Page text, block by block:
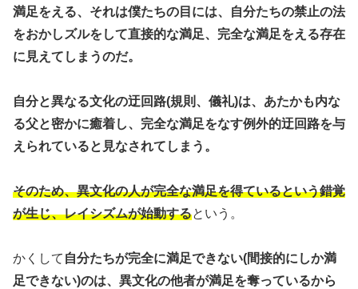
満足をえる、それは僕たちの目には、自分たちの禁止の法
をおかしズルをして直接的な満足、完全な満足をえる存在
に見えてしまうのだ。
自分と異なる文化の迂回路(規則、儀礼)は、あたかも内な
る父と密かに癒着し、完全な満足をなす例外的迂回路を与
えられていると見なされてしまう。
そのため、異文化の人が完全な満足を得ているという錯覚
が生じ、レイシズムが始動するという。
かくして 自分たちが完全に満足できない(間接的にしか満
足できない)のは、異文化の他者が満足を奪っているから